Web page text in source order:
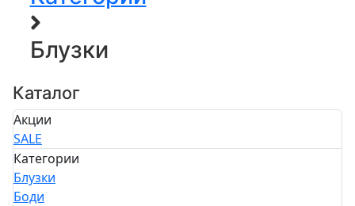
Блузки
Каталог
Акции
SALE
Категории
Блузки
Боди